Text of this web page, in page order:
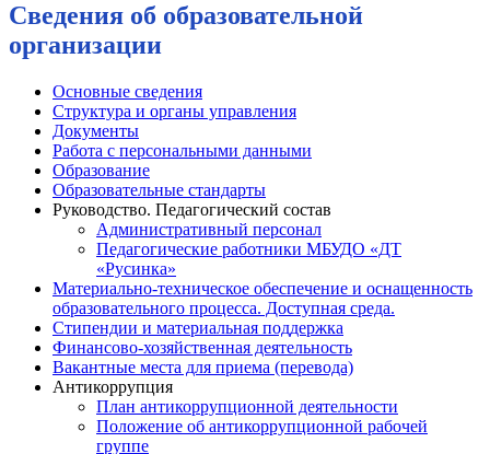
Сведения об образовательной
организации
Основные сведения
Структура и органы управления
Документы
Работа с персональными данными
Образование
Образовательные стандарты
Руководство. Педагогический состав
Административный персонал
Педагогические работники МБУДО «ДТ
«Русинка»
Материально-техническое обеспечение и оснащенность
образовательного процесса. Доступная среда.
Стипендии и материальная поддержка
Финансово-хозяйственная деятельность
Вакантные места для приема (перевода)
Антикоррупция
План антикоррупционной деятельности
Положение об антикоррупционной рабочей
группе